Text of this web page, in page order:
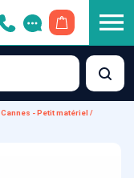
Cannes - Petit matériel /